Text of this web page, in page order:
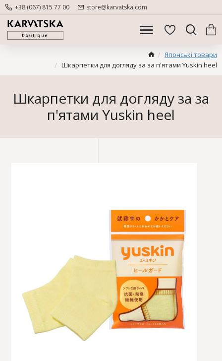
+38 (067) 815 77 00 store@karvatska.com
Японські товари
Шкарпетки для догляду за за п'ятами Yuskin heel
Шкарпетки для догляду за за
п'ятами Yuskin heel